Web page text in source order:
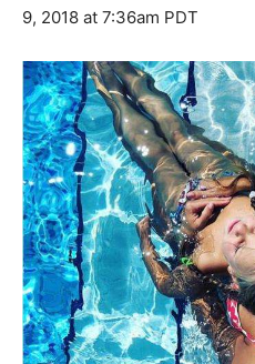
9, 2018 at 7:36am PDT